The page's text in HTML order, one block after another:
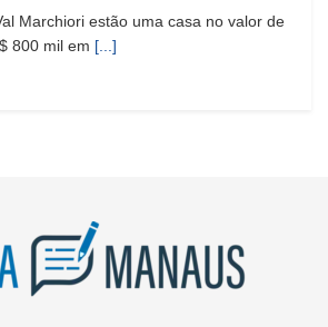
Marchiori estão uma casa no valor de
800 mil em [...]